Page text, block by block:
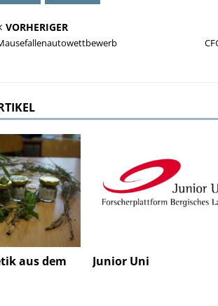
VORHERIGER
aus dem
Junior Uni